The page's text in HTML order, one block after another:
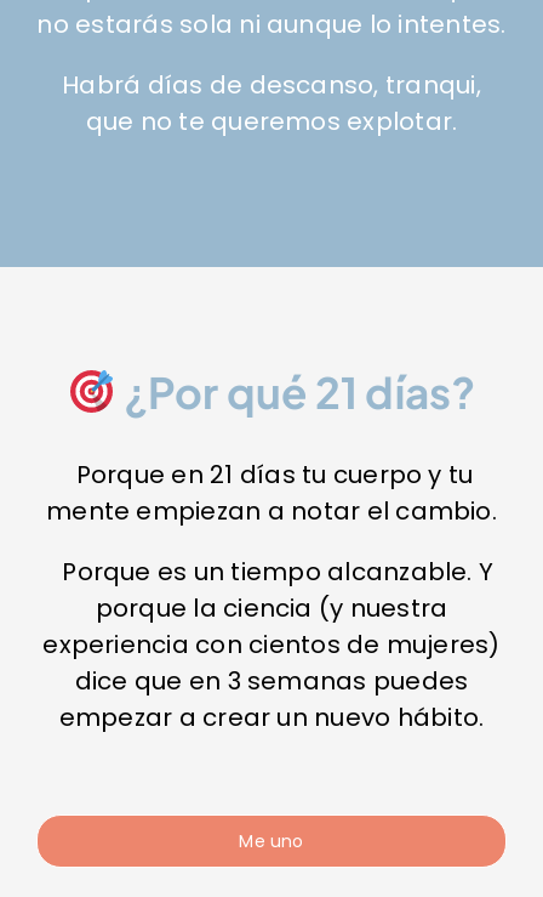
no estarás sola ni aunque lo intentes.
Habrá días de descanso, tranqui,
que no te queremos explotar.
¿Por qué 21 días?
Porque en 21 días tu cuerpo y tu
mente empiezan a notar el cambio.
Porque es un tiempo alcanzable. Y
porque la ciencia (y nuestra
experiencia con cientos de mujeres)
dice que en 3 semanas puedes
empezar a crear un nuevo hábito.
Me uno